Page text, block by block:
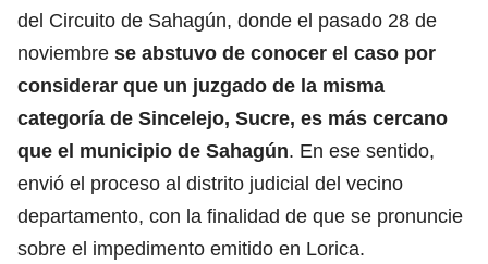
del Circuito de Sahagún, donde el pasado 28 de
noviembre se abstuvo de conocer el caso por
considerar que un juzgado de la misma
categoría de Sincelejo, Sucre, es más cercano
que el municipio de Sahagún. En ese sentido,
envió el proceso al distrito judicial del vecino
departamento, con la finalidad de que se pronuncie
sobre el impedimento emitido en Lorica.